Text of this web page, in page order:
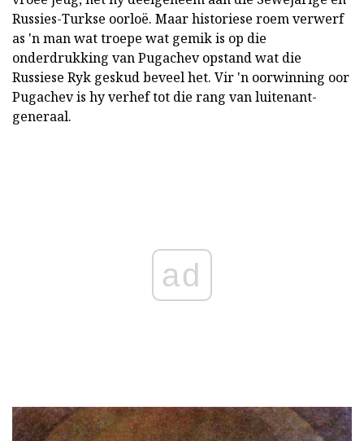
Russies-Turkse oorloë. Maar historiese roem verwerf
as 'n man wat troepe wat gemik is op die
onderdrukking van Pugachev opstand wat die
Russiese Ryk geskud beveel het. Vir 'n oorwinning oor
Pugachev is hy verhef tot die rang van luitenant-
generaal.
ad